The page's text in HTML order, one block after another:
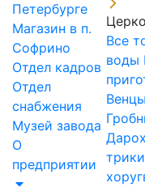
Петербурге
Магазин в п.
Софрино
Отдел кадров
Отдел
снабжения
Музей завода
О
предприятии
Все
воды
Венцы